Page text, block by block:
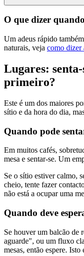
O que dizer
Um adeus rápido
naturais, veja como dizer
Lugares:
primeiro?
Este é um dos maiores
sítio e da hora do dia,
Quando pode
Em muitos cafés,
mesa e sentar-se. Um
Se o sítio estiver calmo,
cheio, tente fazer
não está a ocupar uma
Quando deve
Se houver um balcão de
aguarde", ou um fluxo
mesas, então espere. Isto